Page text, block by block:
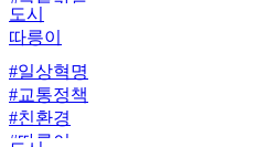
#청와대자율주행버스
#자율주행
#교통카드
#기동카
#기후감수성
#기후카드
#기후대응
도시
따릉이
#일상혁명
#교통정책
#친환경
#따릉이